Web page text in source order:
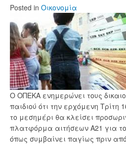
Posted in Οικονομία
Ο ΟΠΕΚΑ ενημερώνει τους
παιδιού ότι την ερχόμενη Τρίτη
το μεσημέρι θα κλείσει
πλατφόρμα αιτήσεων Α21 για
όπως συμβαίνει παγίως πριν